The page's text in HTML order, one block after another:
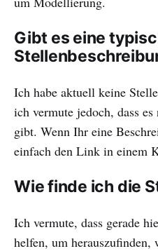
Gibt es eine
Ich habe aktuell keine
ich vermute jedoch, dass
gibt. Wenn Ihr eine
einfach den Link in einem
Wie finde ich die
Ich vermute, dass gerade
helfen, um herauszufinden,